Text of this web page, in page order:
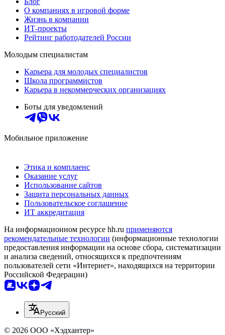
О компаниях в игровой форме
Жизнь в компании
ИТ-проекты
Рейтинг работодателей России
Молодым специалистам
Карьера для молодых специалистов
Школа программистов
Карьера в некоммерческих организациях
Боты для уведомлений
Мобильное приложение
Этика и комплаенс
Оказание услуг
Использование сайтов
Защита персональных данных
Пользовательское соглашение
ИТ аккредитация
На информационном ресурсе hh.ru применяются
рекомендательные технологии (информационные технологии
предоставления информации на основе сбора, систематизации
и анализа сведений, относящихся к предпочтениям
пользователей сети «Интернет», находящихся на территории
Российской Федерации)
Русский
© 2026 ООО «Хэдхантер»